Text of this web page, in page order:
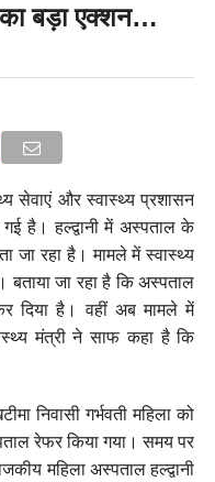
का बड़ा एक्शन…
सेवाएं और स्वास्थ्य प्रशासन
है। हल्द्वानी में अस्पताल के
जा रहा है। मामले में स्वास्थ्य
बताया जा रहा है कि अस्पताल
दिया है। वहीं अब मामले में
मंत्री ने साफ कहा है कि
निवासी गर्भवती महिला को
रेफर किया गया। समय पर
महिला अस्पताल हल्द्वानी